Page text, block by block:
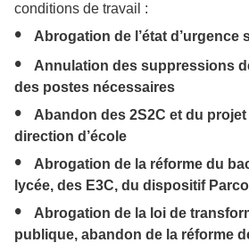
conditions de travail :
• Abrogation de l’état d’urgence
•
Annulation des suppressions
des postes nécessaires
•
Abandon des 2S2C et du
direction d’école
•
Abrogation de la réforme du
lycée, des E3C, du dispositif
•
Abrogation de la loi de
publique, abandon de la réforme